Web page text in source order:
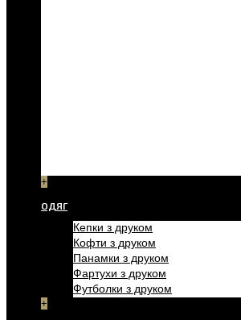
+
ОДЯГ
Кепки з друком
Кофти з друком
Панамки з друком
Фартухи з друком
Футболки з друком
+